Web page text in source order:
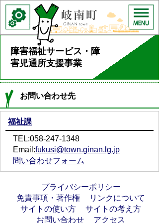
障害福祉サービス・障
害児通所支援事業
お問い合わせ先
福祉課
TEL:058-247-1348
Email:fukusi@town.ginan.lg.jp
問い合わせフォーム
プライバシーポリシー
免責事項・著作権
リンクについて
サイトの使い方
サイトの考え方
お問い合わせ
アクセス